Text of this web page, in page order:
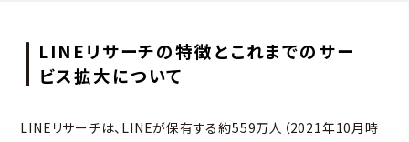
LINEリサーチの特徴とこれまでのサー
ビス拡大について
LINEリサーチは、LINEが保有する約559万人（2021年10月時